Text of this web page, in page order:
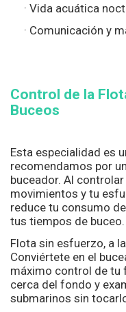
· Vida acuática
· Comunicación y
Control de la
Buceos
Esta especialidad es
recomendamos por
buceador. Al
movimientos y tu
reduce tu consumo
tus tiempos de buceo.
Flota sin esfuerzo, a
Conviértete en el
máximo control de tu
cerca del fondo y
submarinos sin